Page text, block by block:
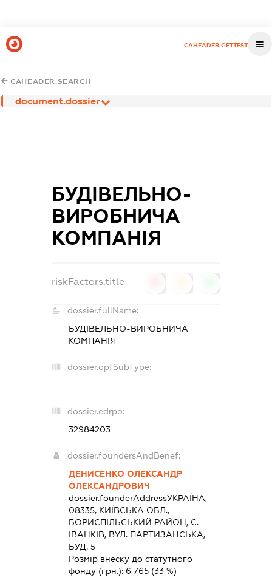
CAHEADER.GETTEST
CAHEADER.SEARCH
document.dossier
БУДІВЕЛЬНО-
ВИРОБНИЧА
КОМПАНІЯ
riskFactors.title
dossier.fullName:
БУДІВЕЛЬНО-ВИРОБНИЧА
КОМПАНІЯ
dossier.opfSubType:
-
dossier.edrpo:
32984203
dossier.foundersAndBenef:
ДЕНИСЕНКО ОЛЕКСАНДР
ОЛЕКСАНДРОВИЧ
dossier.founderAddressУКРАЇНА,
08335, КИЇВСЬКА ОБЛ.,
БОРИСПIЛЬСЬКИЙ РАЙОН, С.
ІВАНКІВ, ВУЛ. ПАРТИЗАНСЬКА,
БУД. 5
Розмір внеску до статутного
фонду (грн.): 6 765(33 %)